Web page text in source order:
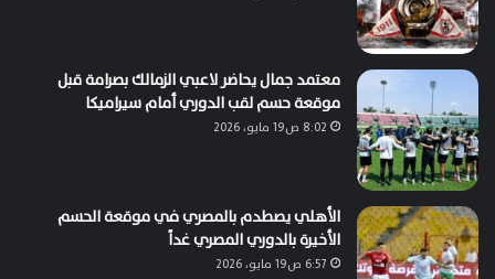
معتمد جمال يحاضر لاعبي الزمالك بصرامة قبل
موقعة حسم لقب الدوري أمام سيراميكا
8:02 ص19 مايو، 2026
الأهلي يصطدم بالمصري في موقعة الحسم
الأخيرة بالدوري المصري غداً
6:57 ص19 مايو، 2026